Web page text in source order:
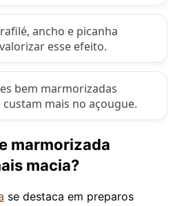
ancho e picanha
esse efeito.
bem marmorizadas
mais no açougue.
marmorizada
macia?
se destaca em preparos